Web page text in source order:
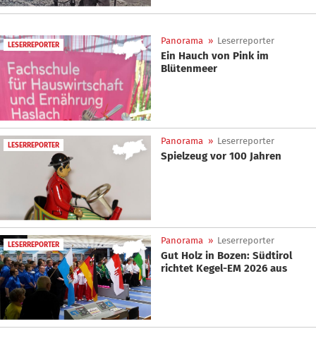
LESERREPORTER Panorama » Leserreporter
Ein Hauch von Pink im
Blütenmeer
LESERREPORTER Panorama » Leserreporter
Spielzeug vor 100 Jahren
LESERREPORTER Panorama » Leserreporter
Gut Holz in Bozen: Südtirol
richtet Kegel-EM 2026 aus